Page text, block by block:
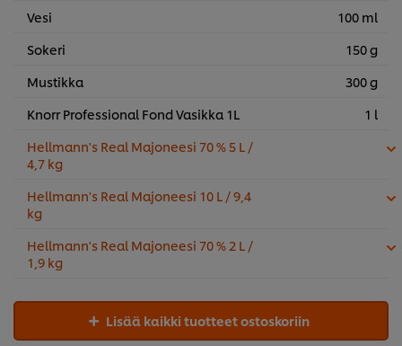
Vesi
100 ml
Sokeri
150 g
Mustikka
300 g
Knorr Professional Fond Vasikka 1L
1 l
Hellmann's Real Majoneesi 70 % 5 L /
4,7 kg
Hellmann's Real Majoneesi 10 L / 9,4
kg
Hellmann's Real Majoneesi 70 % 2 L /
1,9 kg
Lisää kaikki tuotteet ostoskoriin